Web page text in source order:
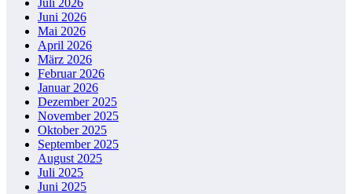
Juni 2026
Mai 2026
April 2026
März 2026
Februar 2026
Januar 2026
Dezember 2025
November 2025
Oktober 2025
September 2025
August 2025
Juli 2025
Juni 2025